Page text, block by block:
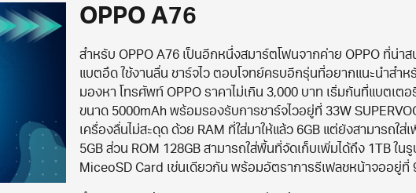
OPPO A76
สำหรับ OPPO A76 เป็นอีกหนึ่งสมาร์ตโฟนจากค่าย OPPO ที่น่าส
แบตอึด ใช้งานลื่น ชาร์จไว ตอบโจทย์ครบอีกรุ่นที่อยากแนะนำสำห
มองหา โทรศัพท์ OPPO ราคาไม่เกิน 3,000 บาท เริ่มกันที่แบตเตอ
ขนาด 5000mAh พร้อมรองรับการชาร์จไวอยู่ที่ 33W
เครื่องลื่นไม่สะดุด ด้วย RAM ที่ใส่มาให้แล้ว 6GB แต่ยังสามารถใส่
5GB ส่วน ROM 128GB สามารถใส่พื้นที่จัดเก็บเพิ่มได้ถึง 1TB ใน
MiceoSD Card เช่นเดียวกัน พร้อมอัตราการรีเฟลชหน้าจออยู่ที่